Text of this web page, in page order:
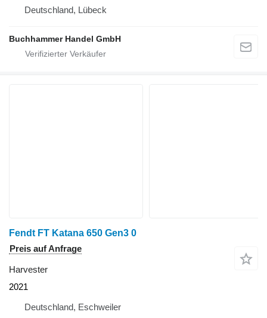
Deutschland, Lübeck
Buchhammer Handel GmbH
Fendt FT Katana 650 Gen3 0
Preis auf Anfrage
Harvester
2021
Deutschland, Eschweiler